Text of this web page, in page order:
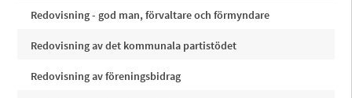
Redovisning - god man, förvaltare och förmyndare
Redovisning av det kommunala partistödet
Redovisning av föreningsbidrag